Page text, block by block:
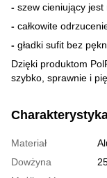
- szew cieniujący jest
- całkowite
- gładki sufit bez
Dzięki produktom
szybko, sprawnie i
Materiał
Dowżyna